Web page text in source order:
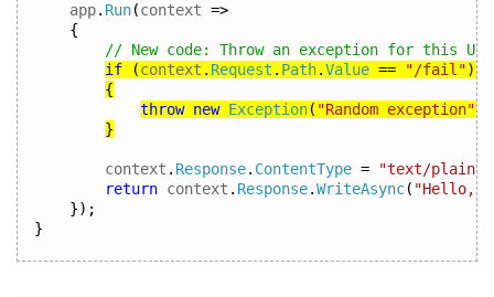
app. Run(context =>
{
// New code: Throw an exception for this
if
(context . Request . Path.Value == "/fail")
{
throw new Exception( "Random exception");
}
context . Response. ContentType = "text/plain"
return context . Response.WriteAsync( "Hello,
});
}